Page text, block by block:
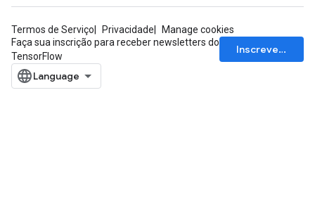
Termos de Serviço Privacidade
Manage cookies
Faça sua inscrição para receber newsletters do
TensorFlow
Inscrever-se